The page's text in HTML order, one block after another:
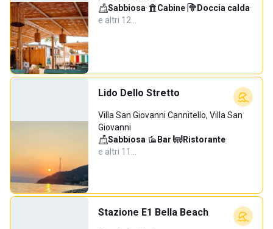
Sabbiosa· Cabine· Doccia calda·
e altri 12…
Lido Dello Stretto
Villa San Giovanni Cannitello, Villa San
Giovanni
Sabbiosa· Bar· Ristorante·
e altri 11…
Stazione E1 Bella Beach